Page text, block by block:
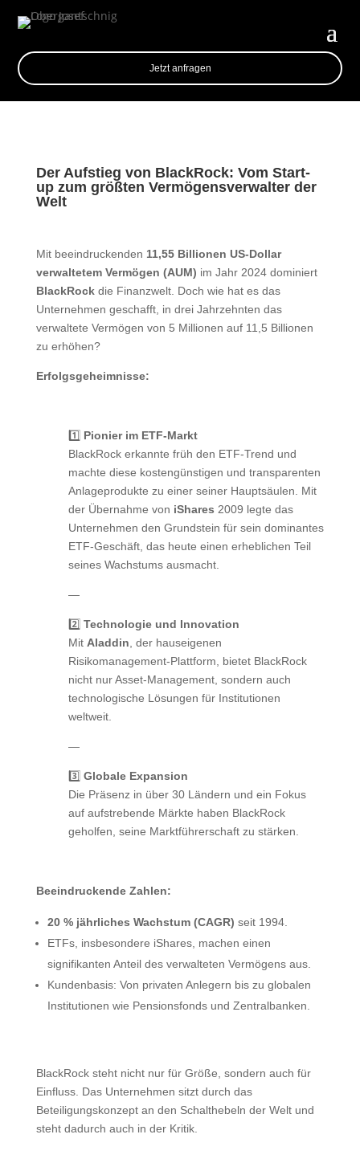
Jetzt anfragen
Der Aufstieg von BlackRock: Vom Start-
up zum größten Vermögensverwalter der
Welt
Mit beeindruckenden 11,55 Billionen US-Dollar
verwaltetem Vermögen (AUM) im Jahr 2024 dominiert
BlackRock die Finanzwelt. Doch wie hat es das
Unternehmen geschafft, in drei Jahrzehnten das
verwaltete Vermögen von 5 Millionen auf 11,5 Billionen
zu erhöhen?
Erfolgsgeheimnisse:
1️⃣ Pionier im ETF-Markt
BlackRock erkannte früh den ETF-Trend und
machte diese kostengünstigen und transparenten
Anlageprodukte zu einer seiner Hauptsäulen. Mit
der Übernahme von iShares 2009 legte das
Unternehmen den Grundstein für sein dominantes
ETF-Geschäft, das heute einen erheblichen Teil
seines Wachstums ausmacht.
—
2️⃣ Technologie und Innovation
Mit Aladdin , der hauseigenen
Risikomanagement-Plattform, bietet BlackRock
nicht nur Asset-Management, sondern auch
technologische Lösungen für Institutionen
weltweit.
—
3️⃣ Globale Expansion
Die Präsenz in über 30 Ländern und ein Fokus
auf aufstrebende Märkte haben BlackRock
geholfen, seine Marktführerschaft zu stärken.
Beeindruckende Zahlen:
20 % jährliches Wachstum (CAGR) seit 1994.
ETFs, insbesondere iShares, machen einen
signifikanten Anteil des verwalteten Vermögens aus.
Kundenbasis: Von privaten Anlegern bis zu globalen
Institutionen wie Pensionsfonds und Zentralbanken.
BlackRock steht nicht nur für Größe, sondern auch für
Einfluss. Das Unternehmen sitzt durch das
Beteiligungskonzept an den Schalthebeln der Welt und
steht dadurch auch in der Kritik.